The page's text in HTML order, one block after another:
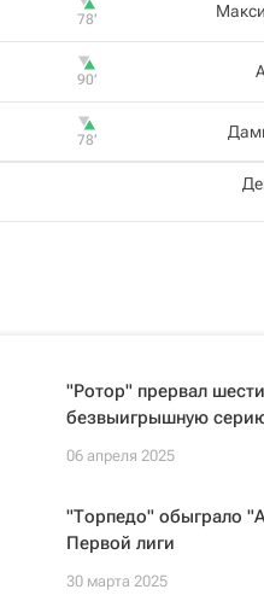
78‎’‎
90‎’‎
78‎’‎
"Ротор" прервал
безвыигрышную
06 апреля 2025
"Торпедо" обыграло
Первой лиги
30 марта 2025